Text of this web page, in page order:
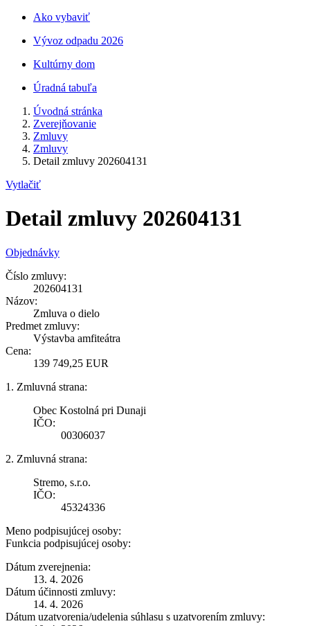
Ako vybaviť
Vývoz odpadu 2026
Kultúrny dom
Úradná tabuľa
Úvodná stránka
Zverejňovanie
Zmluvy
Zmluvy
Detail zmluvy 202604131
Vytlačiť
Detail zmluvy 202604131
Objednávky
Číslo zmluvy:
202604131
Názov:
Zmluva o dielo
Predmet zmluvy:
Výstavba amfiteátra
Cena:
139 749,25 EUR
1. Zmluvná strana:
Obec Kostolná pri Dunaji
IČO:
00306037
2. Zmluvná strana:
Stremo, s.r.o.
IČO:
45324336
Meno podpisujúcej osoby:
Funkcia podpisujúcej osoby:
Dátum zverejnenia:
13. 4. 2026
Dátum účinnosti zmluvy:
14. 4. 2026
Dátum uzatvorenia/udelenia súhlasu s uzatvorením zmluvy: